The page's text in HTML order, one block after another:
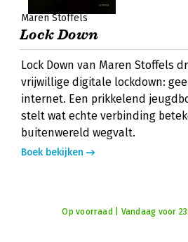
Maren Stoffels
Lock Down
Lock Down van Maren Stoffels
vrijwillige digitale lockdown:
internet. Een prikkelend
stelt wat echte verbinding
buitenwereld wegvalt.
Boek bekijken
Op voorraad | Vandaag voor